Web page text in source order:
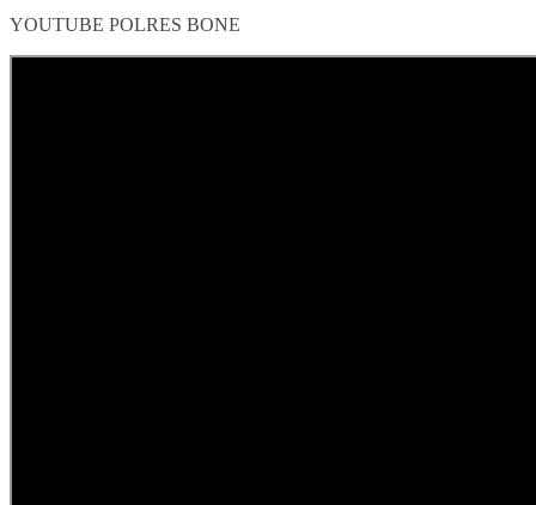
YOUTUBE POLRES BONE